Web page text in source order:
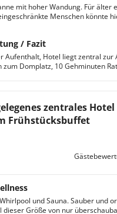
mit hoher Wandung. Für älter
Menschen könnte
/ Fazit
Aufenthalt, Hotel liegt zentral zur
zum Domplatz, 10 Gehminuten
zentrales
Frühstücksbuffet
und Sauna. Sauber und
dieser Größe von nur